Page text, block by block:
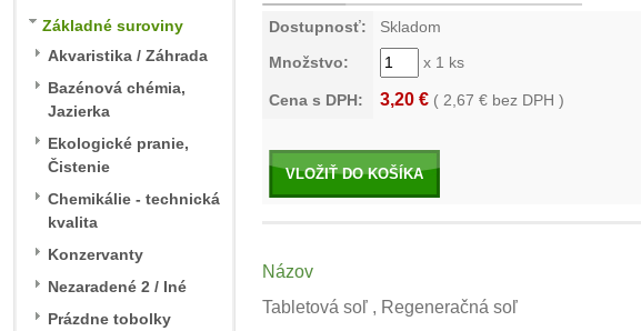
Základné suroviny
Akvaristika / Záhrada
Bazénová chémia,
Jazierka
Ekologické pranie,
Čistenie
Chemikálie - technická
kvalita
Konzervanty
Nezaradené 2 / Iné
Prázdne tobolky
Dostupnosť:
Skladom
Množstvo:
x 1 ks
Cena s DPH: 3,20 € ( 2,67 € bez DPH )
VLOŽIŤ DO KOŠÍKA
Názov
Tabletová soľ , Regeneračná soľ